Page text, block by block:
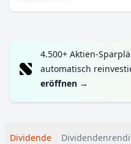
4.500+ Aktien-
automatisch
eröffnen →
Dividende